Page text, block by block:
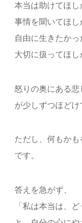
本当は助けてほし
事情を聞いてほし
自由に生きたかっ
大切に扱ってほし
怒りの奥にある
が少しずつほどけ
ただし、何もか
です。
答えを急がず、
「私は本当は、